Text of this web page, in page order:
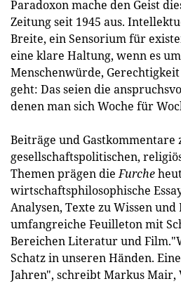
Paradoxon mache den Geist
Zeitung seit 1945 aus.
Breite, ein Sensorium für
eine klare Haltung, wenn es
Menschenwürde,
geht: Das seien die
denen man sich Woche für
Beiträge und Gastkommentare
gesellschaftspolitischen,
Themen prägen dieFurche
wirtschaftsphilosophische
Analysen, Texte zu Wissen
umfangreiche Feuilleton mit
Bereichen Literatur und
Schatz in unseren Händen.
Jahren", schreibt Markus